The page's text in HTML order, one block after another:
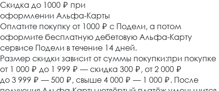
Cкидка до 1000 ₽ при
оформлении Альфа-Карты
Оплатите покупку от 1000 ₽ с Подели, а потом
оформите бесплатную дебетовую Альфа-Карту
сервисе Подели в течение 14 дней.
Размер скидки зависит от суммы покупки:при покупке
от 1 000 ₽ до 1 999 ₽ — скидка 300 ₽ , от 2 000 ₽
до 3 999 ₽ — 500 ₽ , свыше 4 000 ₽ — 1 000 ₽. После